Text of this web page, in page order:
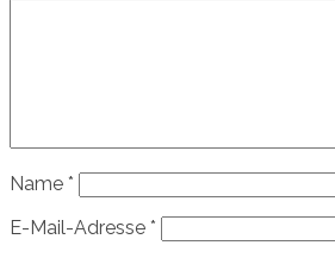
Name *
E-Mail-Adresse *